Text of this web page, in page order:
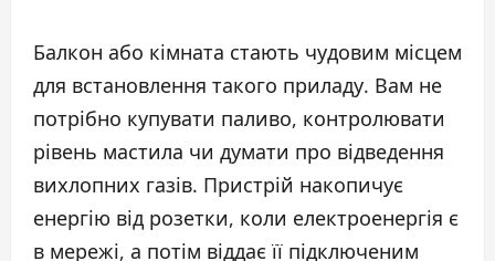
Балкон або кімната стають чудовим місцем
для встановлення такого приладу. Вам не
потрібно купувати паливо, контролювати
рівень мастила чи думати про відведення
вихлопних газів. Пристрій накопичує
енергію від розетки, коли електроенергія є
в мережі, а потім віддає її підключеним